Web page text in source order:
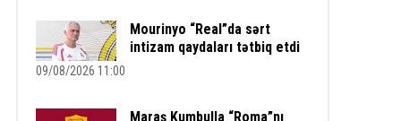
Mourinyo “Real”da sərt
intizam qaydaları tətbiq etdi
09/08/2026 11:00
Maraş Kumbulla “Roma”nı